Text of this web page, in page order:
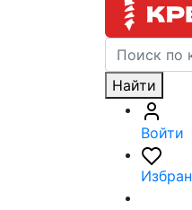
Найти
Войти